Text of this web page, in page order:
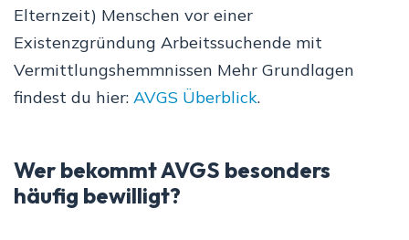
Elternzeit) Menschen vor einer
Existenzgründung Arbeitssuchende mit
Vermittlungshemmnissen Mehr Grundlagen
findest du hier: AVGS Überblick.
Wer bekommt AVGS besonders
häufig bewilligt?